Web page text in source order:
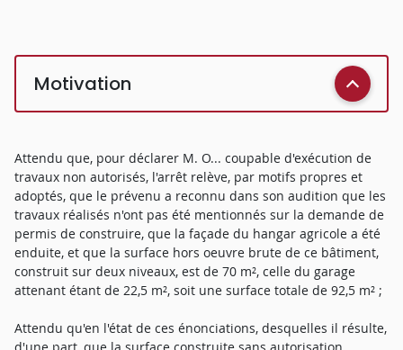
Motivation
Attendu que, pour déclarer M. O... coupable d'exécution de
travaux non autorisés, l'arrêt relève, par motifs propres et
adoptés, que le prévenu a reconnu dans son audition que les
travaux réalisés n'ont pas été mentionnés sur la demande de
permis de construire, que la façade du hangar agricole a été
enduite, et que la surface hors oeuvre brute de ce bâtiment,
construit sur deux niveaux, est de 70 m², celle du garage
attenant étant de 22,5 m², soit une surface totale de 92,5 m² ;
Attendu qu'en l'état de ces énonciations, desquelles il résulte,